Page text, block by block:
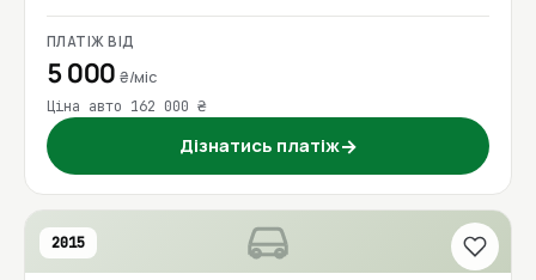
ПЛАТІЖ ВІД
5 000₴/міс
Ціна авто 162 000 ₴
Дізнатись платіж→
2015